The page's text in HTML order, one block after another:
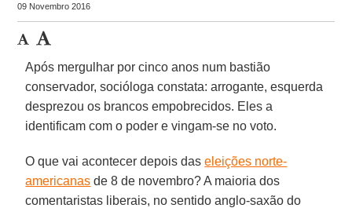
09 Novembro 2016
Após mergulhar por cinco anos num bastião
conservador, socióloga constata: arrogante, esquerda
desprezou os brancos empobrecidos. Eles a
identificam com o poder e vingam-se no voto.
O que vai acontecer depois daseleições norte-
americanas de 8 de novembro? A maioria dos
comentaristas liberais, no sentido anglo-saxão do